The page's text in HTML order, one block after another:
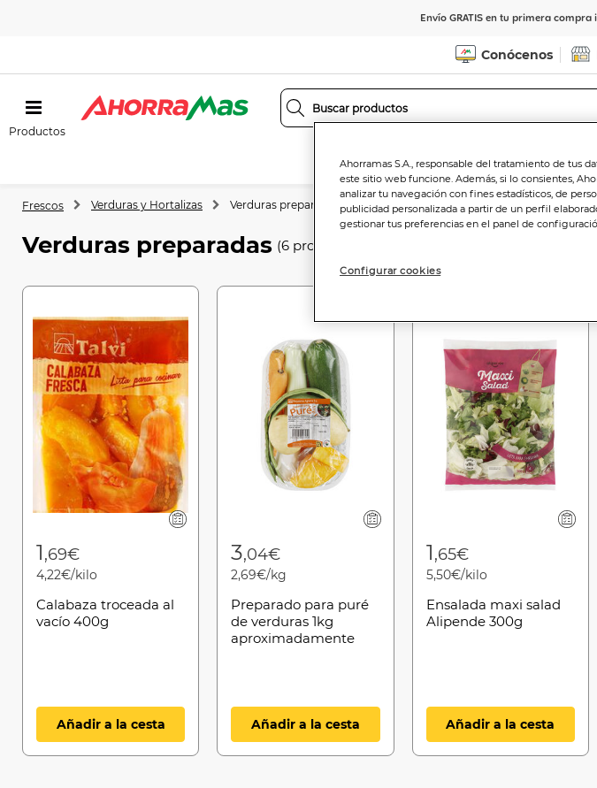
Envío GRATIS en tu primera
Conócenos
Productos
Frescos Verduras y Hortalizas Verduras preparadas
Verduras preparadas (6 productos)
1,69€
4,22€/kilo
Calabaza troceada al
vacío 400g
Añadir a la cesta
3,04€
2,69€/kg
Preparado para puré
de verduras 1kg
aproximadamente
Añadir a la cesta
1,65€
5,50€/kilo
Ensalada maxi salad
Alipende 300g
Añadir a la cesta
Ahorramas S.A., responsable del tratamiento de tus
este sitio web funcione. Además, si lo consientes,
analizar tu navegación con fines estadísticos, de
publicidad personalizada a partir de un perfil
gestionar tus preferencias en el panel de
Configurar cookies